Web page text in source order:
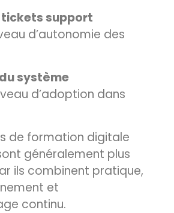
support
d’autonomie des
système
d’adoption dans
de formation digitale
généralement plus
ils combinent pratique,
et
continu.